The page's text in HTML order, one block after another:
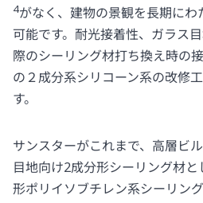
4がなく、建物の景観を長期に
可能です。耐光接着性、ガラス
際のシーリング材打ち換え時の
の２成分系シリコーン系の改修
す。
サンスターがこれまで、高層ビ
目地向け2成分形シーリング材
形ポリイソブチレン系シーリン